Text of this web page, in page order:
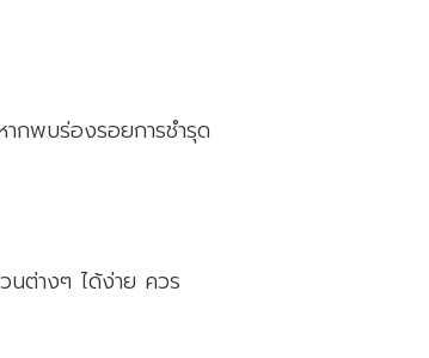
กพบร่องรอยการชำรุด
นต่างๆ ได้ง่าย ควร